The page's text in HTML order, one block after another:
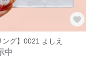
ング】0021 よしえ
中